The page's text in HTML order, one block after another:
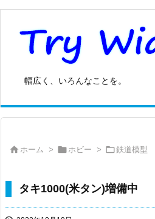
幅広く、いろんなことを。
 ホーム > ホビー > 鉄道模型
タキ1000(米タン)増備中